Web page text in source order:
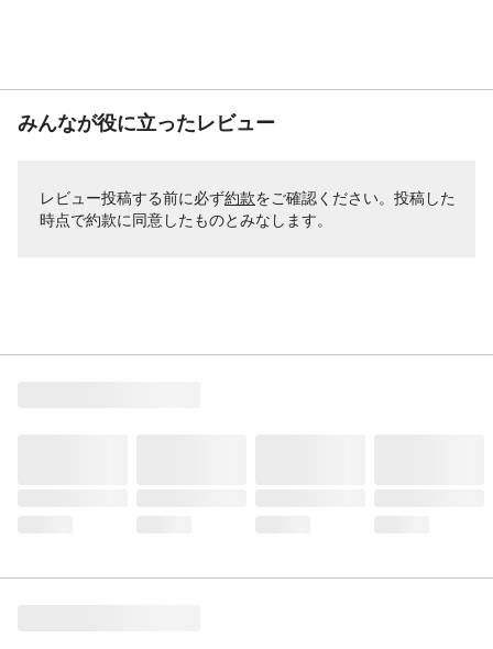
みんなが役に立ったレビュー
レビュー投稿する前に必ず約款をご確認ください。投稿した
時点で約款に同意したものとみなします。